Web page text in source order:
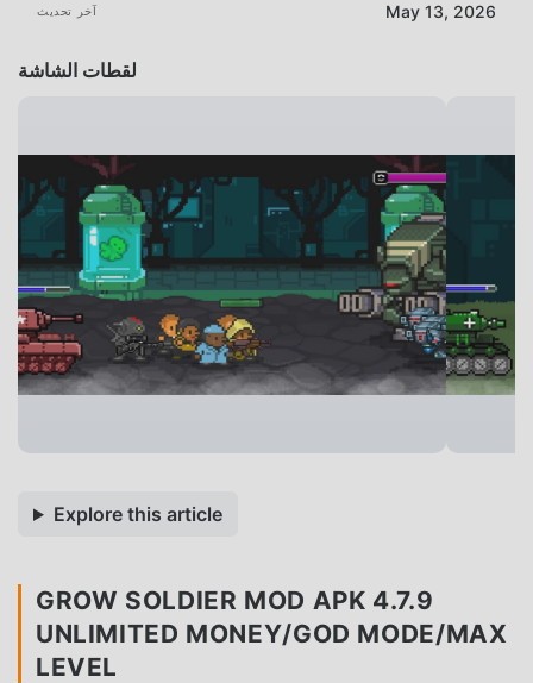
آخر تحديث May 13, 2026
لقطات الشاشة
Explore this article
GROW SOLDIER MOD APK 4.7.9
UNLIMITED MONEY/GOD MODE/MAX
LEVEL